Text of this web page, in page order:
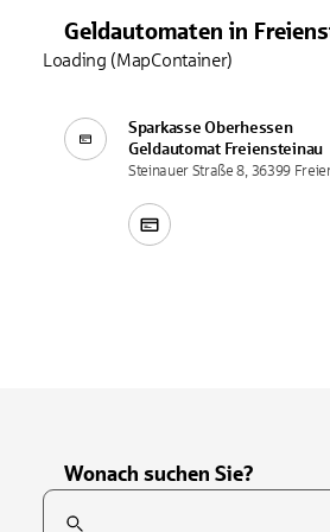
Geldautomaten in
Sparkasse Oberhessen
Geldautomat Freiensteinau
Steinauer Straße 8, 36399
Loading (MapContainer)
Wonach suchen Sie?
Suchfeld